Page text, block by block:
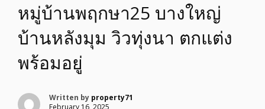
หมู่บ้านพฤกษา25 บางใหญ่
บ้านหลังมุม วิวทุ่งนา ตกแต่ง
พร้อมอยู่
Written by property71
February 16, 2025